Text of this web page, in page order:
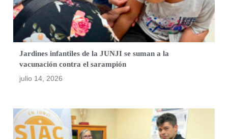
Jardines infantiles de la JUNJI se suman a la
vacunación contra el sarampión
julio 14, 2026